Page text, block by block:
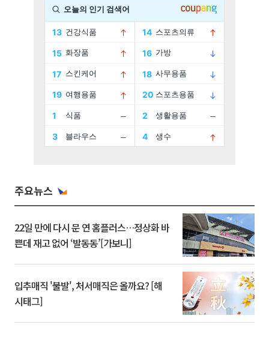
주요뉴스
22일 만에 다시 문 연 홈플러스…정상화 바
쁜데 재고 없어 ‘발동동’[가보니]
입추매직 '불발', 처서매직은 올까요? [해
시태그]